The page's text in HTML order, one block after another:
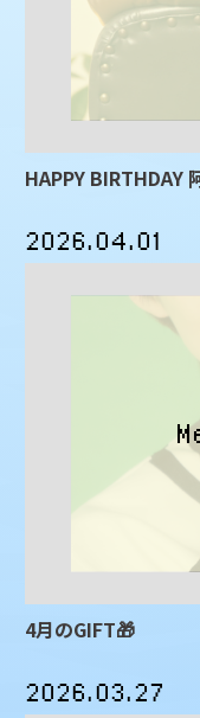
HAPPY BIRTHDAY
2026.04.01
4月のGIFT🎁
2026.03.27